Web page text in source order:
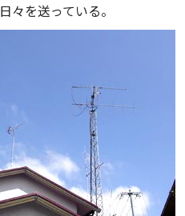
日々を送っている。